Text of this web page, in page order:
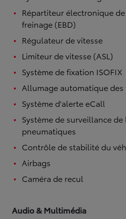
Répartiteur électronique
freinage (EBD)
Régulateur de vitesse
Limiteur de vitesse (ASL)
Système de fixation ISOFIX
Allumage automatique des
Système d'alerte eCall
Système de surveillance
pneumatiques
Contrôle de stabilité du
Airbags
Caméra de recul
Audio & Multimédia